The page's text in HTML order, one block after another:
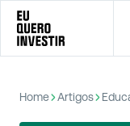
Home Artigos